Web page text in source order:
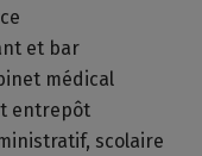
et bar
médical
entrepôt
scolaire